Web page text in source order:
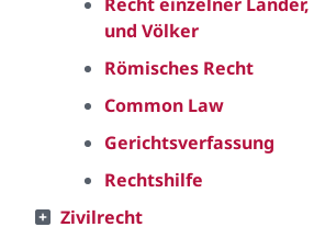
und Völker
Römisches Recht
Common Law
Gerichtsverfassung
Rechtshilfe
Zivilrecht